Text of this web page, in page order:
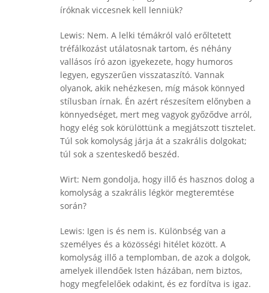
íróknak viccesnek kell lenniük?
Lewis: Nem. A lelki témákról való erőltetett
tréfálkozást utálatosnak tartom, és néhány
vallásos író azon igyekezete, hogy humoros
legyen, egyszerűen visszataszító. Vannak
olyanok, akik nehézkesen, míg mások könnyed
stílusban írnak. Én azért részesítem előnyben a
könnyedséget, mert meg vagyok győződve arról,
hogy elég sok körülöttünk a megjátszott tisztelet.
Túl sok komolyság járja át a szakrális dolgokat;
túl sok a szenteskedő beszéd.
Wirt: Nem gondolja, hogy illő és hasznos dolog a
komolyság a szakrális légkör megteremtése
során?
Lewis: Igen is és nem is. Különbség van a
személyes és a közösségi hitélet között. A
komolyság illő a templomban, de azok a dolgok,
amelyek illendőek Isten házában, nem biztos,
hogy megfelelőek odakint, és ez fordítva is igaz.